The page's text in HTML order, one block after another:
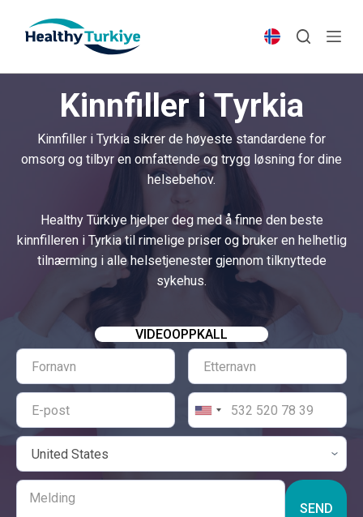
p
o
n
Kinnfiller i Tyrkia
Kinnfiller i Tyrkia sikrer de høyeste standardene for
omsorg og tilbyr en omfattende og trygg løsning for dine
helsebehov.
Healthy Türkiye hjelper deg med å finne den beste
kinnfilleren i Tyrkia til rimelige priser og bruker en helhetlig
tilnærming i alle helsetjenester gjennom tilknyttede
sykehus.
VIDEOOPPKALL
SEND